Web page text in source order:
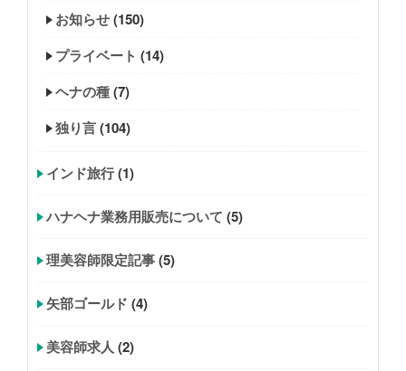
お知らせ(150)
プライベート (14)
ヘナの種(7)
独り言(104)
インド旅行(1)
ハナヘナ業務用販売について (5)
理美容師限定記事(5)
矢部ゴールド (4)
美容師求人 (2)